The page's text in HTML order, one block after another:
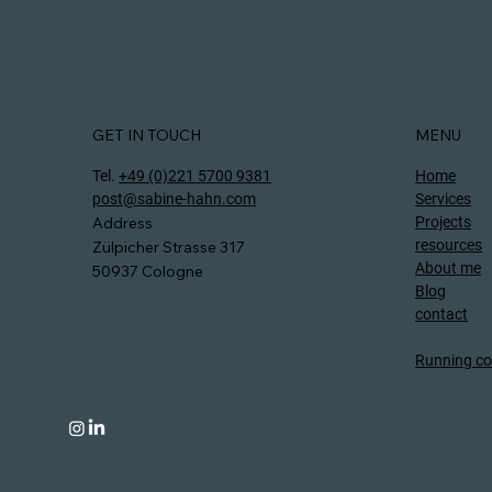
GET IN TOUCH
Tel. +49 (0)221 5700 9381
post@sabine-hahn.com
Address
Zülpicher Strasse 317
50937 Cologne
MENU
Home
Services
Projects
resources
About me
Blog
contact
Running